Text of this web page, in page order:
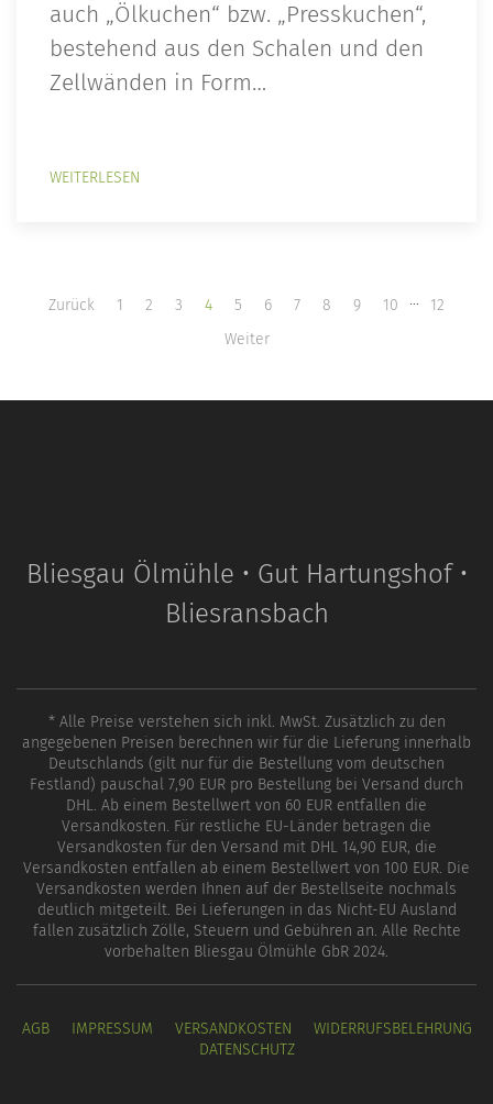
auch „Ölkuchen“ bzw. „Presskuchen“,
bestehend aus den Schalen und den
Zellwänden in Form…
WEITERLESEN
Zurück 1 2 3 4 5 6 7 8 9 10 …
12
Weiter
Bliesgau Ölmühle • Gut Hartungshof •
Bliesransbach
* Alle Preise verstehen sich inkl. MwSt. Zusätzlich zu den
angegebenen Preisen berechnen wir für die Lieferung innerhalb
Deutschlands (gilt nur für die Bestellung vom deutschen
Festland) pauschal 7,90 EUR pro Bestellung bei Versand durch
DHL. Ab einem Bestellwert von 60 EUR entfallen die
Versandkosten. Für restliche EU-Länder betragen die
Versandkosten für den Versand mit DHL 14,90 EUR, die
Versandkosten entfallen ab einem Bestellwert von 100 EUR. Die
Versandkosten werden Ihnen auf der Bestellseite nochmals
deutlich mitgeteilt. Bei Lieferungen in das Nicht-EU Ausland
fallen zusätzlich Zölle, Steuern und Gebühren an. Alle Rechte
vorbehalten Bliesgau Ölmühle GbR 2024.
AGB IMPRESSUM VERSANDKOSTEN
WIDERRUFSBELEHRUNG
DATENSCHUTZ